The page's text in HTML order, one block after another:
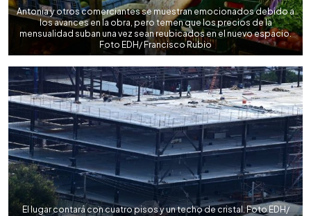
Antonia y otros comerciantes se muestran emocionados debido a
los avances en la obra, pero temen que los precios de la
mensualidad suban una vez sean reubicados en el nuevo espacio.
Foto EDH/ Francisco Rubio
El lugar contará con cuatro pisos y un techo de cristal. Foto EDH/